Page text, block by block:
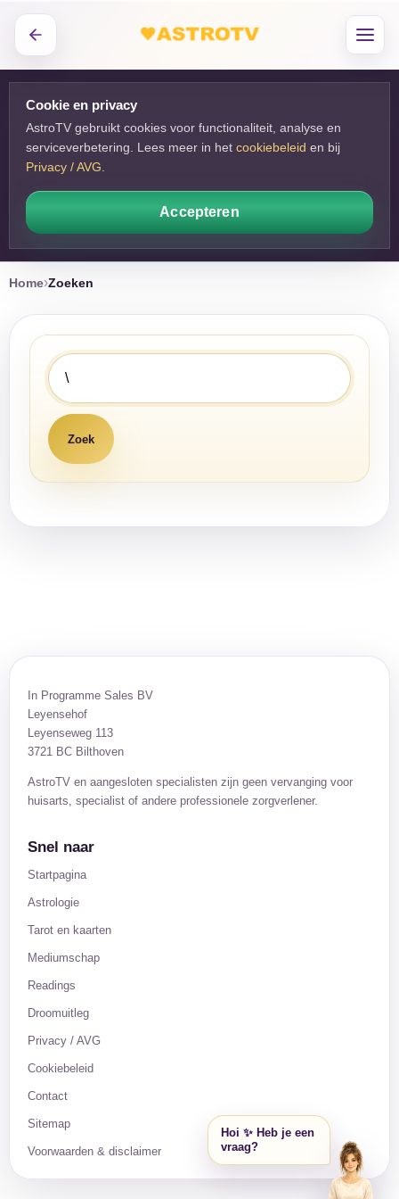
Cookie en privacy
AstroTV gebruikt cookies voor functionaliteit, analyse en
serviceverbetering. Lees meer in het cookiebeleid en bij
Privacy / AVG
Accepteren
Home Zoeken
In Programme Sales BV
Leyensehof
Leyenseweg 113
3721 BC Bilthoven
AstroTV en aangesloten specialisten zijn geen vervanging voor
huisarts, specialist of andere professionele zorgverlener.
Snel naar
Startpagina
Astrologie
Tarot en kaarten
Mediumschap
Readings
Droomuitleg
Privacy / AVG
Cookiebeleid
Contact
Sitemap
Voorwaarden & disclaimer
Hoi ✨ Heb je een
vraag?